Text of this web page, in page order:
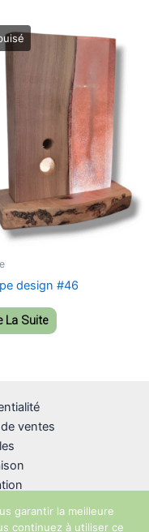
design #46
La Suite
ventes
garantir la meilleure
continuez à utiliser ce